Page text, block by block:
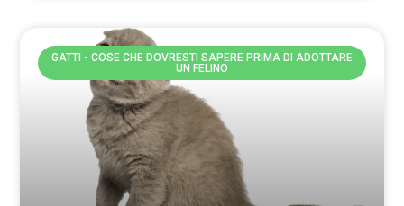
GATTI - COSE CHE DOVRESTI SAPERE PRIMA DI ADOTTARE
UN FELINO